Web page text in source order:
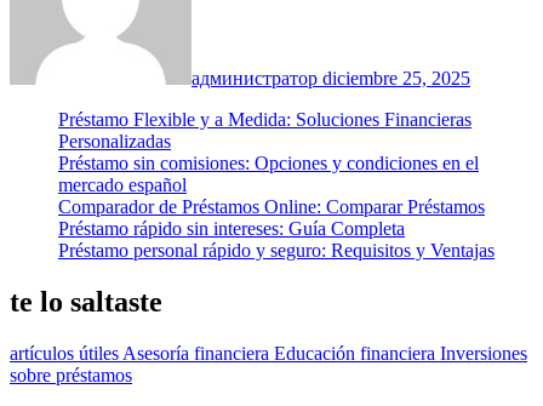
администратор diciembre 25, 2025
Préstamo Flexible y a Medida: Soluciones Financieras
Personalizadas
Préstamo sin comisiones: Opciones y condiciones en el
mercado español
Comparador de Préstamos Online: Comparar Préstamos
Préstamo rápido sin intereses: Guía Completa
Préstamo personal rápido y seguro: Requisitos y Ventajas
te lo saltaste
artículos útiles Asesoría financiera Educación financiera Inversiones
sobre préstamos